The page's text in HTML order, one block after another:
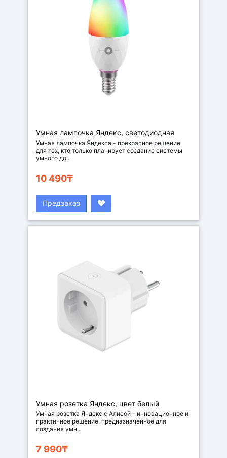
Умная лампочка Яндекс, светодиодная
Умная лампочка Яндекса - прекрасное решение
для тех, кто только планирует создание системы
умного до..
10 490₸
Предзаказ
Умная розетка Яндекс, цвет белый
Умная розетка Яндекс с Алисой – инновационное и
практичное решение, предназначенное для
создания умн..
7 990₸